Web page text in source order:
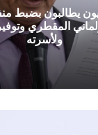
يطالبون بضبط
المقطري
ولأسرته